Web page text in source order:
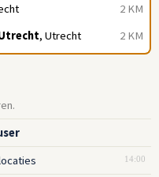
2 KM
2 KM
, Utrecht
14:00